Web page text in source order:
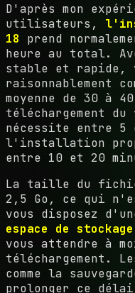
D'après mon
utilisateurs,
18 prend
heure au total.
stable et rapide,
raisonnablement
moyenne de 30 à
téléchargement
nécessite entre 5
l'installation
entre 10 et 20
La taille du
2,5 Go, ce qui
vous disposez
espace de
vous attendre à
téléchargement.
comme la
prolonger ce